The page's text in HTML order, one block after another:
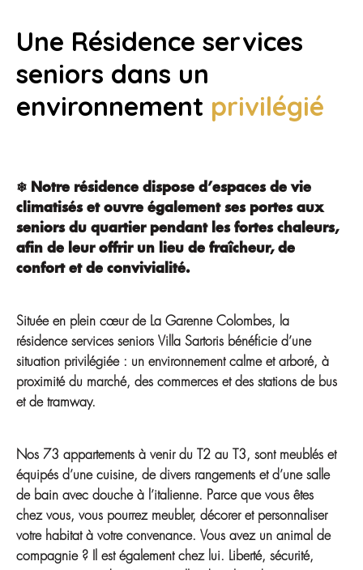
Une Résidence services
seniors dans un
environnement privilégié
❄ Notre résidence dispose d’espaces de vie
climatisés et ouvre également ses portes aux
seniors du quartier pendant les fortes chaleurs,
afin de leur offrir un lieu de fraîcheur, de
confort et de convivialité.
Située en plein cœur de La Garenne Colombes, la
résidence services seniors Villa Sartoris bénéficie d’une
situation privilégiée : un environnement calme et arboré, à
proximité du marché, des commerces et des stations de bus
et de tramway.
Nos 73 appartements à venir du T2 au T3, sont meublés et
équipés d’une cuisine, de divers rangements et d’une salle
de bain avec douche à l’italienne. Parce que vous êtes
chez vous, vous pourrez meubler, décorer et personnaliser
votre habitat à votre convenance. Vous avez un animal de
compagnie ? Il est également chez lui. Liberté, sécurité,